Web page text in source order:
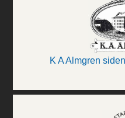
K A Almgren